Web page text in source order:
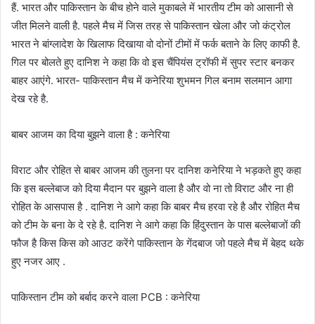
हैं. भारत और पाकिस्तान के बीच होने वाले मुकाबले में भारतीय टीम को आसानी से
जीत मिलने वाली है. पहले मैच में जिस तरह से पाकिस्तान खेला और जो कंट्रोल
भारत ने बांग्लादेश के खिलाफ दिखाया वो दोनों टीमों में फर्क बताने के लिए काफी है.
गिल पर बोलते हुए दानिश ने कहा कि वो इस चैंपियंस ट्रॉफी में सुपर स्टार बनकर
बाहर आएंगे. भारत- पाकिस्तान मैच में कनेरिया शुभमन गिल बनाम सलमान आगा
देख रहे है.
बाबर आजम का दिया बुझने वाला है : कनेरिया
विराट और रोहित से बाबर आजम की तुलना पर दानिश कनेरिया ने भड़कते हुए कहा
कि इस बल्लेबाज को दिया मैदान पर बुझने वाला है और वो ना तो विराट और ना ही
रोहित के आसपास है . दानिश ने आगे कहा कि बाबर मैच हरवा रहे है और रोहित मैच
को टीम के बना के दे रहे है. दानिश ने आगे कहा कि हिंदुस्तान के पास बल्लेबाजों की
फौज है किस किस को आउट करेंगे पाकिस्तान के गेंदबाज जो पहले मैच में बेहद थके
हुए नजर आए .
पाकिस्तान टीम को बर्बाद करने वाला PCB : कनेरिया